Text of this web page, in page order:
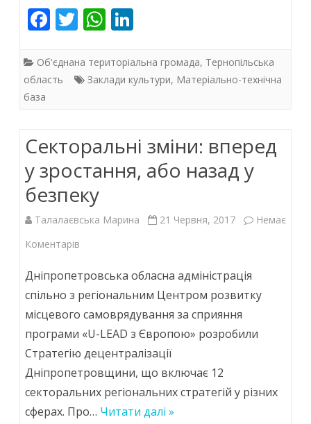
у
першу
чергу!
F
e
b
k
T
itt
er
W
at
s
p
k
e
Об'єднана територіальна громада, Тернопільська
область
Заклади культури, Матеріально-технічна
база
Секторальні зміни: вперед
у зростання, або назад у
безпеку
Талалаєвська Марина 21 Червня, 2017
Немає
Коментарів
зміни:
вперед
у
або
назад
Дніпропетровська обласна адміністрація
спільно з регіональним Центром розвитку
місцевого самоврядування за сприяння
програми «U-LEAD з Європою» розробили
Стратегію децентралізації
Дніпропетровщини, що включає 12
секторальних регіональних стратегій у різних
сферах. Про… Читати далі »